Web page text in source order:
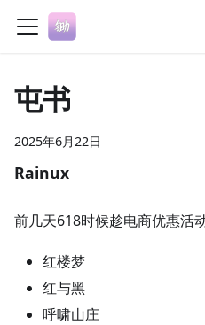
屯书
2025年6月22日
Rainux
前几天618时候趁电商优惠活
红楼梦
红与黑
呼啸山庄